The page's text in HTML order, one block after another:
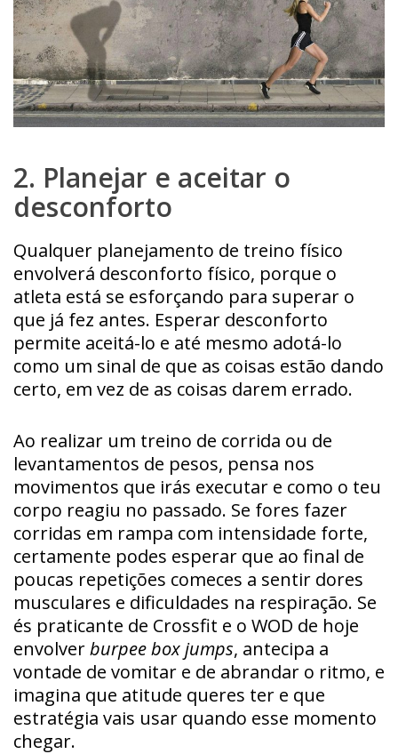
2. Planejar e aceitar o
desconforto
Qualquer planejamento de treino físico
envolverá desconforto físico, porque o
atleta está se esforçando para superar o
que já fez antes. Esperar desconforto
permite aceitá-lo e até mesmo adotá-lo
como um sinal de que as coisas estão dando
certo, em vez de as coisas darem errado.
Ao realizar um treino de corrida ou de
levantamentos de pesos, pensa nos
movimentos que irás executar e como o teu
corpo reagiu no passado. Se fores fazer
corridas em rampa com intensidade forte,
certamente podes esperar que ao final de
poucas repetições comeces a sentir dores
musculares e dificuldades na respiração. Se
és praticante de Crossfit e o WOD de hoje
envolverburpee box jumps, antecipa a
vontade de vomitar e de abrandar o ritmo, e
imagina que atitude queres ter e que
estratégia vais usar quando esse momento
chegar.